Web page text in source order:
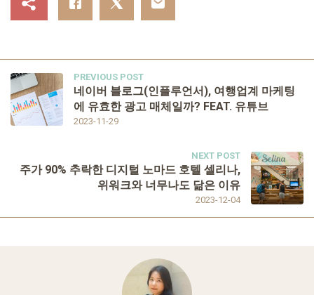
PREVIOUS POST
2023-11-29
네이버 블로그(인플루언서), 여행업계 마케팅
에 유효한 광고 매체일까? FEAT. 유튜브
NEXT POST
2023-12-04
주가 90% 추락한 디지털 노마드 호텔 셀리나,
위워크와 너무나도 닮은 이유